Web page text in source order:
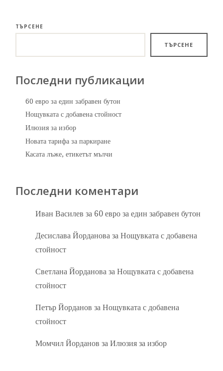
ТЪРСЕНЕ
ТЪРСЕНЕ
Последни публикации
60 евро за един забравен бутон
Нощувката с добавена стойност
Илюзия за избор
Новата тарифа за паркиране
Касата лъже, етикетът мълчи
Последни коментари
Иван Василев за 60 евро за един забравен бутон
Десислава Йорданова заНощувката с добавена
стойност
Светлана Йорданова заНощувката с добавена
стойност
Петър Йорданов заНощувката с добавена
стойност
Момчил Йорданов заИлюзия за избор